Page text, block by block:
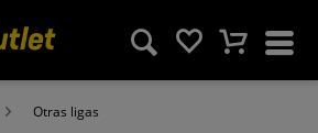
Otras ligas